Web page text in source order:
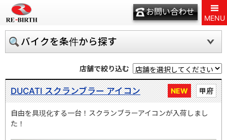
お問い合わせ
MENU
バイクを条件から探す
店舗で絞り込む
NEW 甲府
DUCATI スクランブラー アイコン
自由を具現化する一台！スクランブラーアイコンが入荷しまし
た！